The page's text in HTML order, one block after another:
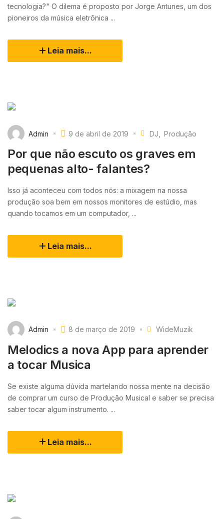
tecnologia?" O dilema é proposto por Jorge Antunes, um dos
pioneiros da música eletrônica ...
Leia mais...
Admin 9 de abril de 2019 DJ Produção
Por que não escuto os graves em
pequenas alto- falantes?
Isso já aconteceu com todos nós: a mixagem na nossa
produção soa bem em nossos monitores de estúdio, mas
quando tocamos em um computador, ...
Leia mais...
Admin 8 de março de 2019 WideMuzik
Melodics a nova App para aprender
a tocar Musica
Se existe alguma dúvida martelando nossa mente na decisão
de comprar um curso de Produção Musical e saber se precisa
saber tocar algum instrumento. ...
Leia mais...